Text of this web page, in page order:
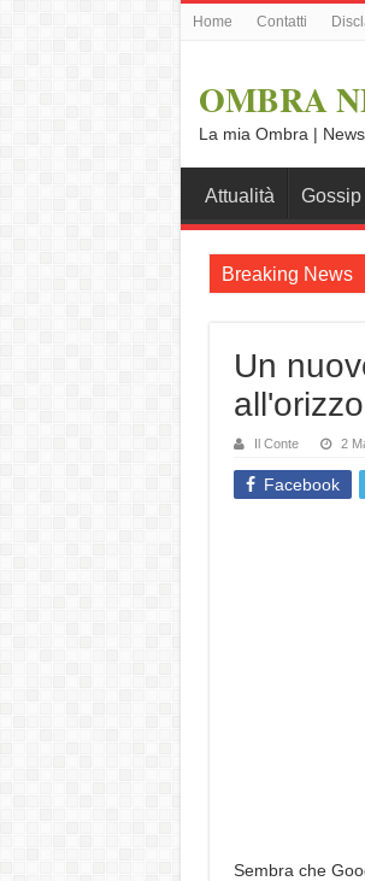
Home Contatti
OMBRA
La mia Ombra |
Attualità Gossip
Breaking News
Un
Il Conte 2
Facebook
Sembra che